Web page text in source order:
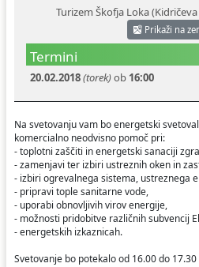
Turizem Škofja Loka
Prikaži na
Termini
20.02.2018(torek)ob 16:00
Na svetovanju vam bo energetski
komercialno neodvisno pomoč pri:
- toplotni zaščiti in energetski sanaciji
- zamenjavi ter izbiri ustreznih oken in
- izbiri ogrevalnega sistema, ustreznega
- pripravi tople sanitarne vode,
- uporabi obnovljivih virov energije,
- možnosti pridobitve različnih subvencij
- energetskih izkaznicah.
Svetovanje bo potekalo od 16.00 do